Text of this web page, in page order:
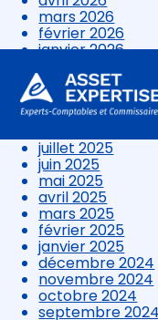
Aller
au
mars 2026
février 2026
janvier 2026
novembre 2025
octobre 2025
septembre
juillet 2025
juin 2025
mai 2025
avril 2025
mars 2025
février 2025
janvier 2025
décembre 2024
novembre 2024
octobre 2024
septembre 2024